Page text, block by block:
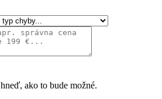
ako to bude možné.